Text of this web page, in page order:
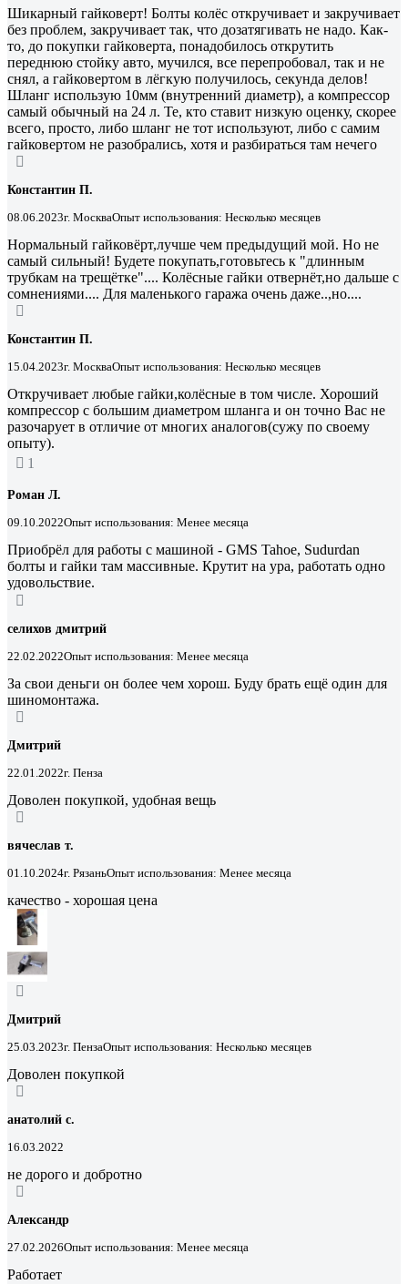
Шикарный гайковерт! Болты колёс откручивает и закручивает
без проблем, закручивает так, что дозатягивать не надо. Как-
то, до покупки гайковерта, понадобилось открутить
переднюю стойку авто, мучился, все перепробовал, так и не
снял, а гайковертом в лёгкую получилось, секунда делов!
Шланг использую 10мм (внутренний диаметр), а компрессор
самый обычный на 24 л. Те, кто ставит низкую оценку, скорее
всего, просто, либо шланг не тот используют, либо с самим
гайковертом не разобрались, хотя и разбираться там нечего
Константин П.
08.06.2023г. МоскваОпыт использования: Несколько месяцев
Нормальный гайковёрт,лучше чем предыдущий мой. Но не
самый сильный! Будете покупать,готовьтесь к "длинным
трубкам на трещётке".... Колёсные гайки отвернёт,но дальше с
сомнениями.... Для маленького гаража очень даже..,но....
Константин П.
15.04.2023г. МоскваОпыт использования: Несколько месяцев
Откручивает любые гайки,колёсные в том числе. Хороший
компрессор с большим диаметром шланга и он точно Вас не
разочарует в отличие от многих аналогов(сужу по своему
опыту).
1
Роман Л.
09.10.2022Опыт использования: Менее месяца
Приобрёл для работы с машиной - GMS Tahoe, Sudurdan
болты и гайки там массивные. Крутит на ура, работать одно
удовольствие.
селихов дмитрий
22.02.2022Опыт использования: Менее месяца
За свои деньги он более чем хорош. Буду брать ещё один для
шиномонтажа.
Дмитрий
22.01.2022г. Пенза
Доволен покупкой, удобная вещь
вячеслав т.
01.10.2024г. РязаньОпыт использования: Менее месяца
качество - хорошая цена
Дмитрий
25.03.2023г. ПензаОпыт использования: Несколько месяцев
Доволен покупкой
анатолий с.
16.03.2022
не дорого и добротно
Александр
27.02.2026Опыт использования: Менее месяца
Работает